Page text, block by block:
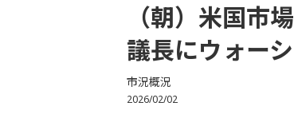
（朝）米国
議長にウォー
市況概況
2026/02/02